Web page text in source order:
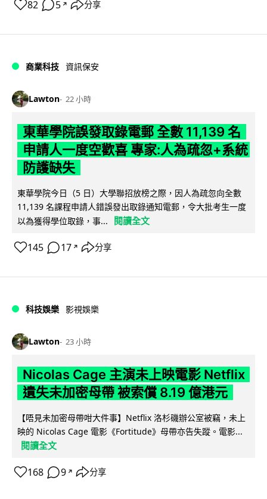
82 5 ↗ 分享
商業科技 資訊保安
Lawton 22 小時
東華學院誤發取錄電郵 全數 11,139 名
申請人一度空歡喜 專家:人為疏忽+系統
防護缺失
東華學院今日（5 日）大學聯招放榜之際，因人為疏忽向全數
11,139 名課程申請人錯誤發出取錄通知電郵，令大批考生一度
以為獲得學位取錄，事...
閱讀全文
145 17 ↗ 分享
科技娛樂 影視娛樂
Lawton 23 小時
Nicolas Cage 主演未上映電影 Netflix
遺失未加密母帶 被索償 8.19 億港元
【唔見未加密母帶咁大件事】Netflix 洛杉磯辦公室被竊，未上
映的 Nicolas Cage 電影《Fortitude》母帶亦告失蹤。電影...
閱讀全文
168 9 ↗ 分享